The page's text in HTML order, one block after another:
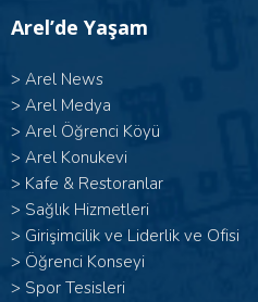
Arel’de Yaşam
> Arel News
> Arel Medya
> Arel Öğrenci Köyü
> Arel Konukevi
> Kafe & Restoranlar
> Sağlık Hizmetleri
> Girişimcilik ve Liderlik ve Ofisi
> Öğrenci Konseyi
> Spor Tesisleri